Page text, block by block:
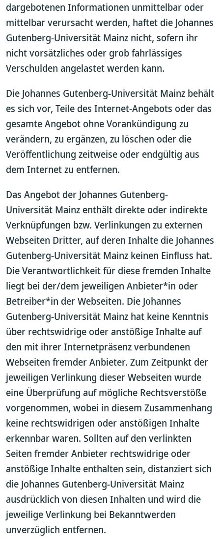
dargebotenen Informationen unmittelbar oder
mittelbar verursacht werden, haftet die Johannes
Gutenberg-Universität Mainz nicht, sofern ihr
nicht vorsätzliches oder grob fahrlässiges
Verschulden angelastet werden kann.
Die Johannes Gutenberg-Universität Mainz behält
es sich vor, Teile des Internet-Angebots oder das
gesamte Angebot ohne Vorankündigung zu
verändern, zu ergänzen, zu löschen oder die
Veröffentlichung zeitweise oder endgültig aus
dem Internet zu entfernen.
Das Angebot der Johannes Gutenberg-
Universität Mainz enthält direkte oder indirekte
Verknüpfungen bzw. Verlinkungen zu externen
Webseiten Dritter, auf deren Inhalte die Johannes
Gutenberg-Universität Mainz keinen Einfluss hat.
Die Verantwortlichkeit für diese fremden Inhalte
liegt bei der/dem jeweiligen Anbieter*in oder
Betreiber*in der Webseiten. Die Johannes
Gutenberg-Universität Mainz hat keine Kenntnis
über rechtswidrige oder anstößige Inhalte auf
den mit ihrer Internetpräsenz verbundenen
Webseiten fremder Anbieter. Zum Zeitpunkt der
jeweiligen Verlinkung dieser Webseiten wurde
eine Überprüfung auf mögliche Rechtsverstöße
vorgenommen, wobei in diesem Zusammenhang
keine rechtswidrigen oder anstößigen Inhalte
erkennbar waren. Sollten auf den verlinkten
Seiten fremder Anbieter rechtswidrige oder
anstößige Inhalte enthalten sein, distanziert sich
die Johannes Gutenberg-Universität Mainz
ausdrücklich von diesen Inhalten und wird die
jeweilige Verlinkung bei Bekanntwerden
unverzüglich entfernen.